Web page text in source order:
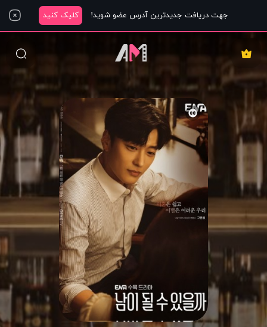
جهت دریافت جدیدترین آدرس عضو شوید! کلیک کنید